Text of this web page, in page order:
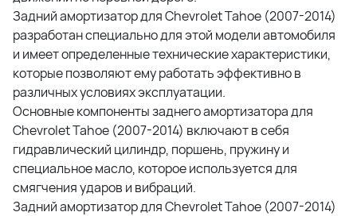
Задний амортизатор для Chevrolet Tahoe (2007-2014)
разработан специально для этой модели автомобиля
и имеет определенные технические характеристики,
которые позволяют ему работать эффективно в
различных условиях эксплуатации.
Основные компоненты заднего амортизатора для
Chevrolet Tahoe (2007-2014) включают в себя
гидравлический цилиндр, поршень, пружину и
специальное масло, которое используется для
смягчения ударов и вибраций.
Задний амортизатор для Chevrolet Tahoe (2007-2014)